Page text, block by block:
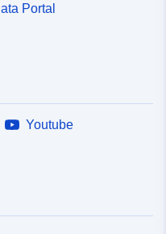
Portal
Youtube